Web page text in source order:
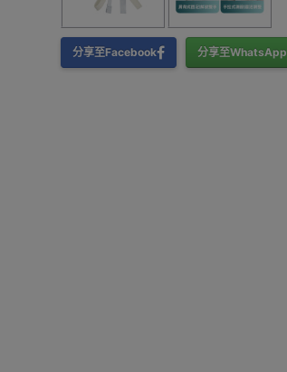
分享至Facebook 分享至WhatsApp